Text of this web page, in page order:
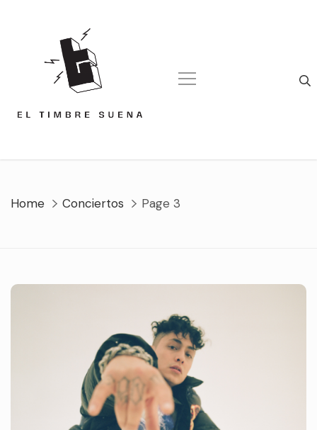
Home Conciertos Page 3